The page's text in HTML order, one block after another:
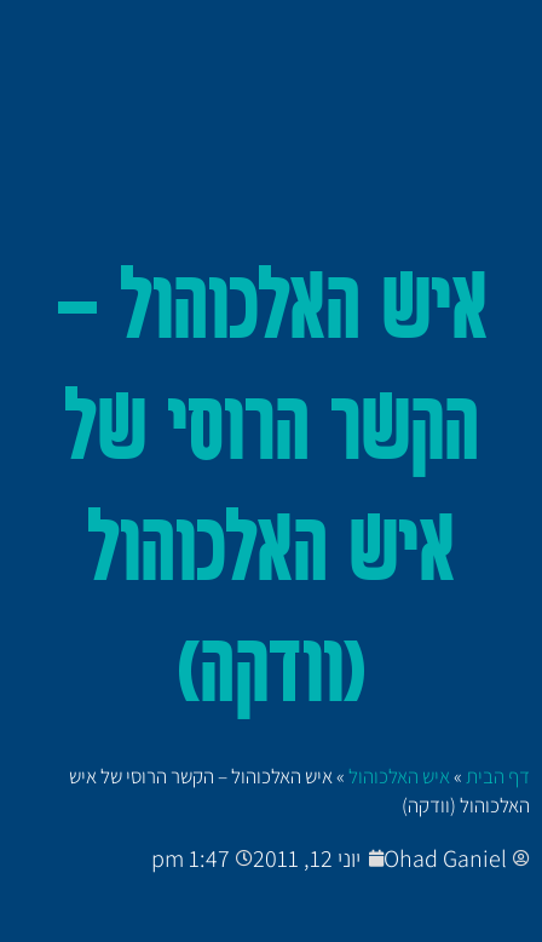
איש האלכוהול –
הקשר הרוסי של
איש האלכוהול
(וודקה)
דף הבית»איש האלכוהול»איש האלכוהול – הקשר הרוסי של איש
האלכוהול (וודקה)
Ohad Ganiel יוני 12, 2011 1:47 pm